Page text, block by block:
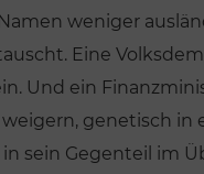
weniger
Eine
Und ein
genetisch in
sein Gegenteil im